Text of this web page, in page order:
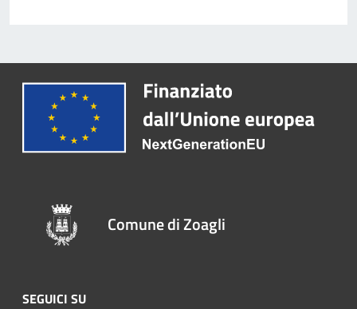
Comune di Zoagli
SEGUICI SU